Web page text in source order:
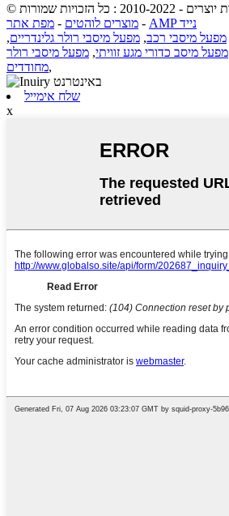
מוצרים לוהטים - מפת אתר -
AMP נייד
מפעל מיסבי רכב, מפעל מיסבי רולר גלינדריים,
מפעל מיסב כדורי מגע זוויתי, מפעל מיסבי רולר
מחודדים,
שלח אימייל
x